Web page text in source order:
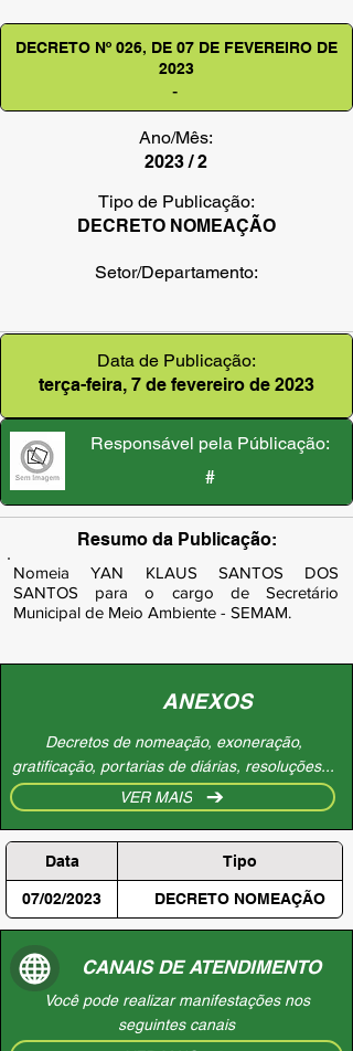
DECRETO Nº 026, DE 07 DE FEVEREIRO DE
2023
-
Ano/Mês:
2023 / 2
Tipo de Publicação:
DECRETO NOMEAÇÃO
Setor/Departamento:
Data de Publicação:
terça-feira, 7 de fevereiro de 2023
Responsável pela Públicação:
#
Resumo da Publicação:
Nomeia YAN KLAUS SANTOS DOS
SANTOS para o cargo de Secretário
Municipal de Meio Ambiente - SEMAM.
ANEXOS
Decretos de nomeação, exoneração,
gratificação, portarias de diárias, resoluções...
VER MAIS
Data Tipo
07/02/2023 DECRETO NOMEAÇÃO
CANAIS DE ATENDIMENTO
Você pode realizar manifestações nos
seguintes canais